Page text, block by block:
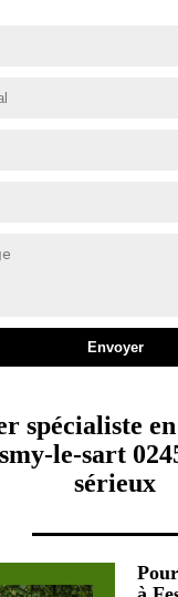
spécialiste
le-sart
sérieux